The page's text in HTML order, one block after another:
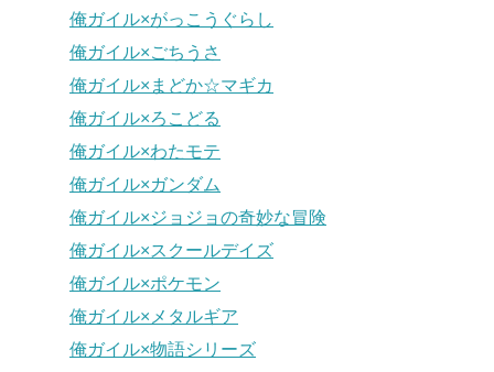
俺ガイル×がっこうぐらし
俺ガイル×ごちうさ
俺ガイル×まどか☆マギカ
俺ガイル×ろこどる
俺ガイル×わたモテ
俺ガイル×ガンダム
俺ガイル×ジョジョの奇妙な冒険
俺ガイル×スクールデイズ
俺ガイル×ポケモン
俺ガイル×メタルギア
俺ガイル×物語シリーズ